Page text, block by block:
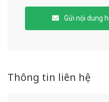
Gửi nội dung
Thông tin liên hệ